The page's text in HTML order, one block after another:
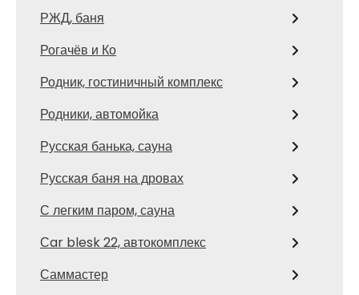
РЖД, баня
Рогачёв и Ко
Родник, гостиничный комплекс
Родники, автомойка
Русская банька, сауна
Русская баня на дровах
С легким паром, сауна
Сar blesk 22, автокомплекс
Саммастер